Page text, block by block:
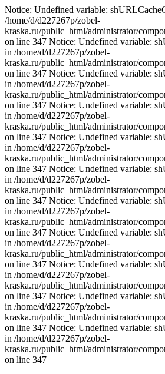
Notice: Undefined variable:
/home/d/d227267p/zobel-
kraska.ru/public_html/administrator/
on line 347 Notice: Undefined variable:
in /home/d/d227267p/zobel-
kraska.ru/public_html/administrator/
on line 347 Notice: Undefined variable:
in /home/d/d227267p/zobel-
kraska.ru/public_html/administrator/
on line 347 Notice: Undefined variable:
in /home/d/d227267p/zobel-
kraska.ru/public_html/administrator/
on line 347 Notice: Undefined variable:
in /home/d/d227267p/zobel-
kraska.ru/public_html/administrator/
on line 347 Notice: Undefined variable:
in /home/d/d227267p/zobel-
kraska.ru/public_html/administrator/
on line 347 Notice: Undefined variable:
in /home/d/d227267p/zobel-
kraska.ru/public_html/administrator/
on line 347 Notice: Undefined variable:
in /home/d/d227267p/zobel-
kraska.ru/public_html/administrator/
on line 347 Notice: Undefined variable:
in /home/d/d227267p/zobel-
kraska.ru/public_html/administrator/
on line 347 Notice: Undefined variable:
in /home/d/d227267p/zobel-
kraska.ru/public_html/administrator/
on line 347 Notice: Undefined variable:
in /home/d/d227267p/zobel-
kraska.ru/public_html/administrator/
on line 347